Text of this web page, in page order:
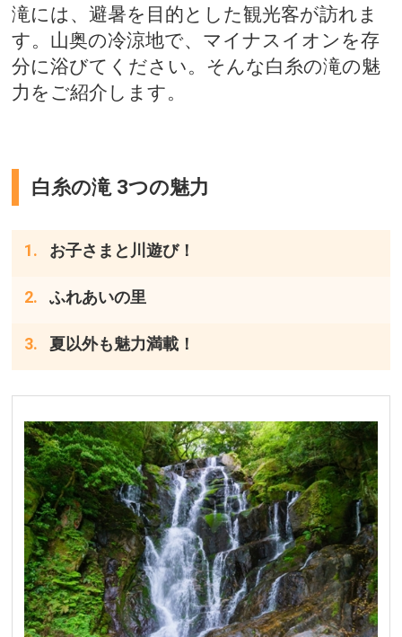
滝には、避暑を目的とした観光客が訪れま
す。山奥の冷涼地で、マイナスイオンを存
分に浴びてください。そんな白糸の滝の魅
力をご紹介します。
白糸の滝 3つの魅力
お子さまと川遊び！
ふれあいの里
夏以外も魅力満載！